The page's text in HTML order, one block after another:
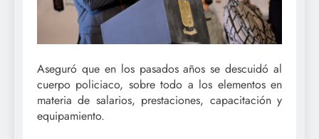
Aseguró que en los pasados años se descuidó al
cuerpo policiaco, sobre todo a los elementos en
materia de salarios, prestaciones, capacitación y
equipamiento.